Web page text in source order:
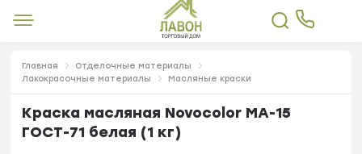
Главная
Отделочные материалы
Лакокрасочные материалы
Масляные краски
Краска масляная Novocolor МА-15
ГОСТ-71 белая (1 кг)